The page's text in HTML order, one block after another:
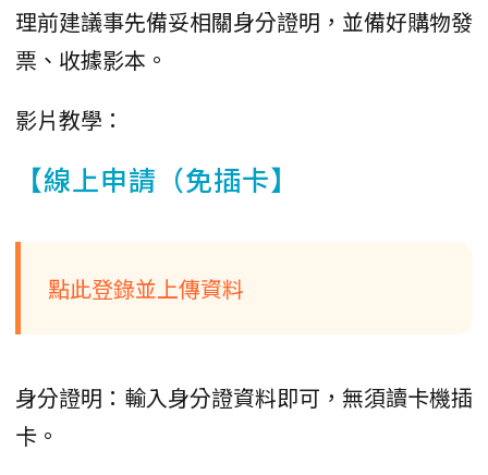
理前建議事先備妥相關身分證明，並備好購物發
票、收據影本。
影片教學：
【線上申請（免插卡】
點此登錄並上傳資料
身分證明：輸入身分證資料即可，無須讀卡機插
卡。